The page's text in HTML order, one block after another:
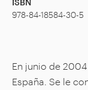
978-84-18584-30-5
En junio de
España. Se le